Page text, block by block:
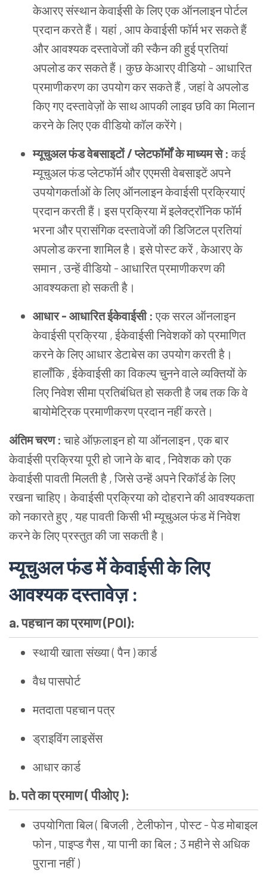
केआरए संस्थान केवाईसी के लिए एक ऑनलाइन पोर्टल
प्रदान करते हैं। यहां , आप केवाईसी फॉर्म भर सकते हैं
और आवश्यक दस्तावेजों की स्कैन की हुई प्रतियां
अपलोड कर सकते हैं। कुछ केआरए वीडियो - आधारित
प्रमाणीकरण का उपयोग कर सकते हैं , जहां वे अपलोड
किए गए दस्तावेज़ों के साथ आपकी लाइव छवि का मिलान
करने के लिए एक वीडियो कॉल करेंगे।
म्यूचुअल फंड वेबसाइटों / प्लेटफॉर्मों के माध्यम से :कई
म्यूचुअल फंड प्लेटफॉर्म और एएमसी वेबसाइटें अपने
उपयोगकर्ताओं के लिए ऑनलाइन केवाईसी प्रक्रियाएं
प्रदान करती हैं। इस प्रक्रिया में इलेक्ट्रॉनिक फॉर्म
भरना और प्रासंगिक दस्तावेजों की डिजिटल प्रतियां
अपलोड करना शामिल है। इसे पोस्ट करें , केआरए के
समान , उन्हें वीडियो - आधारित प्रमाणीकरण की
आवश्यकता हो सकती है।
आधार - आधारित ईकेवाईसी :एक सरल ऑनलाइन
केवाईसी प्रक्रिया , ईकेवाईसी निवेशकों को प्रमाणित
करने के लिए आधार डेटाबेस का उपयोग करती है।
हालाँकि , ईकेवाईसी का विकल्प चुनने वाले व्यक्तियों के
लिए निवेश सीमा प्रतिबंधित हो सकती है जब तक कि वे
बायोमेट्रिक प्रमाणीकरण प्रदान नहीं करते।
अंतिम चरण :चाहे ऑफ़लाइन हो या ऑनलाइन , एक बार
केवाईसी प्रक्रिया पूरी हो जाने के बाद , निवेशक को एक
केवाईसी पावती मिलती है , जिसे उन्हें अपने रिकॉर्ड के लिए
रखना चाहिए। केवाईसी प्रक्रिया को दोहराने की आवश्यकता
को नकारते हुए , यह पावती किसी भी म्यूचुअल फंड में निवेश
करने के लिए प्रस्तुत की जा सकती है।
म्यूचुअल फंड में केवाईसी के लिए
आवश्यक दस्तावेज़ :
a. पहचान का प्रमाण (POI):
स्थायी खाता संख्या ( पैन ) कार्ड
वैध पासपोर्ट
मतदाता पहचान पत्र
ड्राइविंग लाइसेंस
आधार कार्ड
b. पते का प्रमाण ( पीओए ):
उपयोगिता बिल ( बिजली , टेलीफोन , पोस्ट - पेड मोबाइल
फोन , पाइप्ड गैस , या पानी का बिल ; 3 महीने से अधिक
पुराना नहीं )